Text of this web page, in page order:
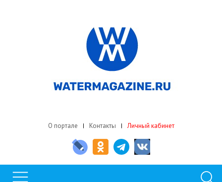
О портале Контакты Личный кабинет